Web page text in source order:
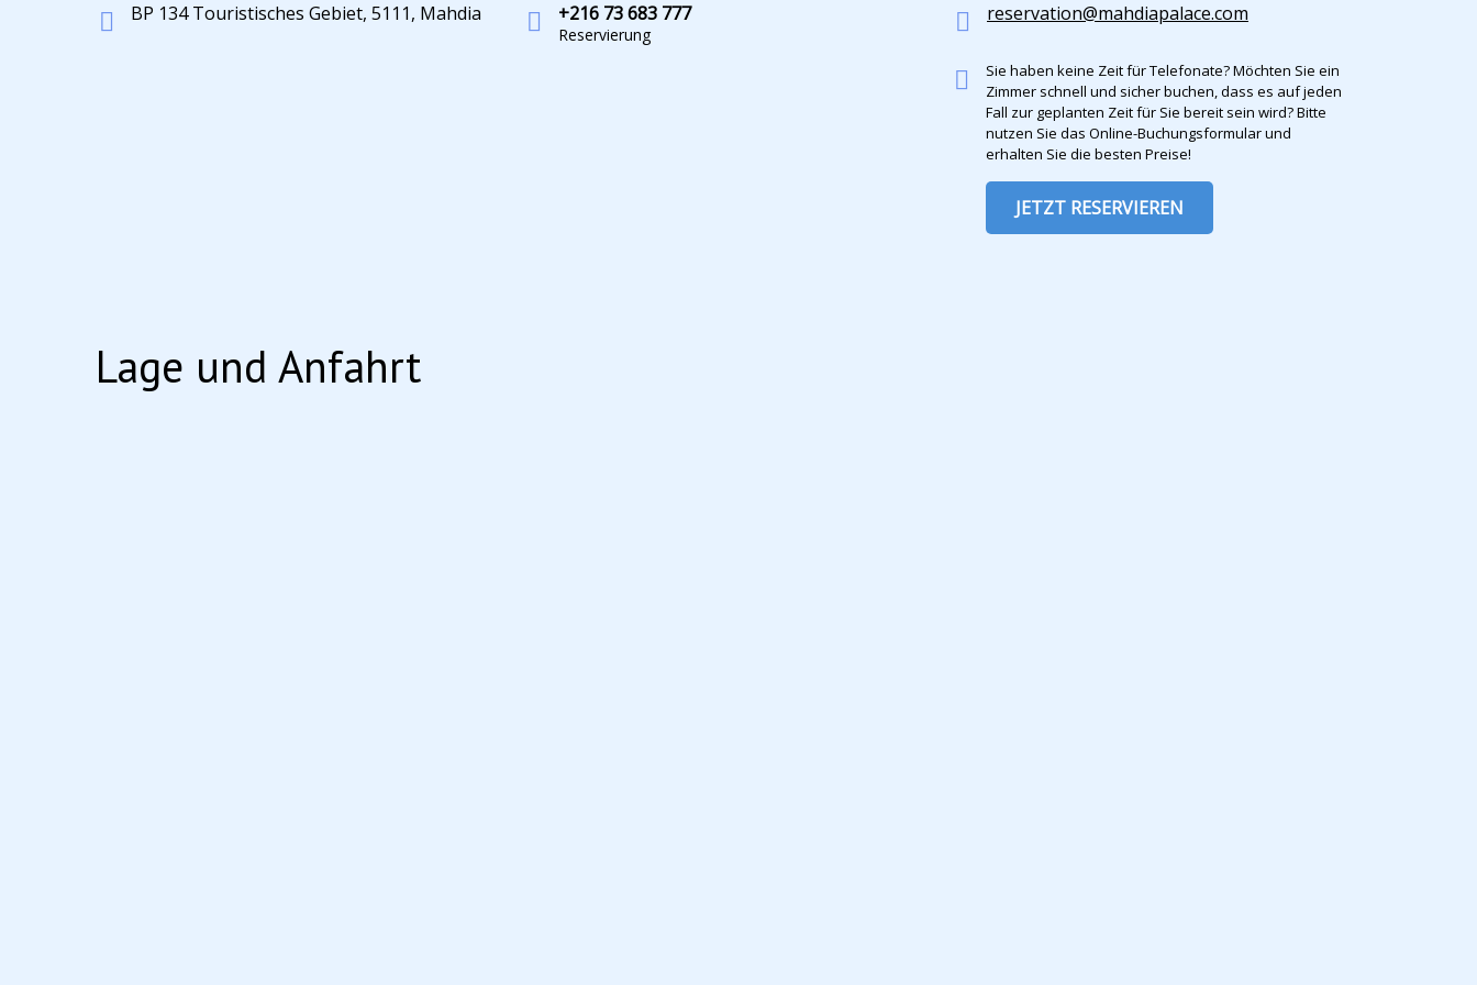
BP 134 Touristisches Gebiet, 5111, Mahdia +216 73 683 777
Reservierung
reservation@mahdiapalace.com
Sie haben keine Zeit für Telefonate? Möchten Sie ein
Zimmer schnell und sicher buchen, dass es auf jeden
Fall zur geplanten Zeit für Sie bereit sein wird? Bitte
nutzen Sie das Online-Buchungsformular und
erhalten Sie die besten Preise!
JETZT RESERVIEREN
Lage und Anfahrt